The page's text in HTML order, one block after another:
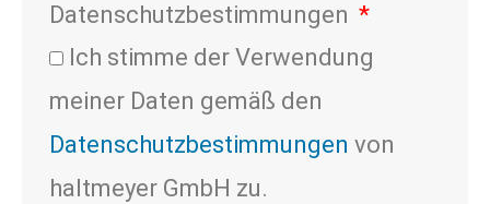
Datenschutzbestimmungen
Ich stimme der Verwendung
meiner Daten gemäß den
Datenschutzbestimmungen von
haltmeyer GmbH zu.